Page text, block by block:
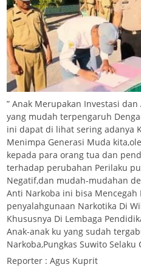
” Anak Merupakan Investasi
yang mudah terpengaruh
ini dapat di lihat sering adanya
Menimpa Generasi Muda
kepada para orang tua dan
terhadap perubahan Perilaku
Negatif,dan mudah-mudahan
Anti Narkoba ini bisa Mencegah
penyalahgunaan Narkotika Di
Khususnya Di Lembaga
Anak-anak ku yang sudah
Narkoba,Pungkas Suwito Selaku
Reporter : Agus Kuprit